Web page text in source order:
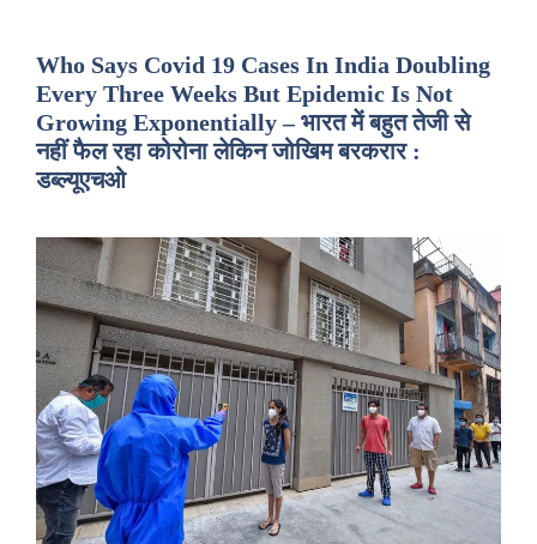
Who Says Covid 19 Cases In India Doubling
Every Three Weeks But Epidemic Is Not
Growing Exponentially – भारत में बहुत तेजी से
नहीं फैल रहा कोरोना लेकिन जोखिम बरकरार :
डब्ल्यूएचओ